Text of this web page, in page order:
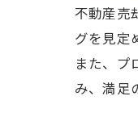
不動産売
グを見定
また、プ
み、満足